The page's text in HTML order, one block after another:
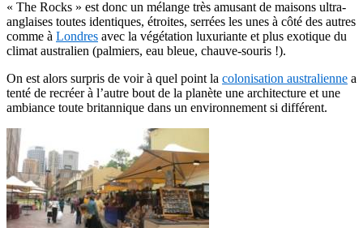
« The Rocks » est donc un mélange très amusant de maisons ultra-
anglaises toutes identiques, étroites, serrées les unes à côté des autres
comme à Londres avec la végétation luxuriante et plus exotique du
climat australien (palmiers, eau bleue, chauve-souris !).
On est alors surpris de voir à quel point la colonisation australienne a
tenté de recréer à l’autre bout de la planète une architecture et une
ambiance toute britannique dans un environnement si différent.